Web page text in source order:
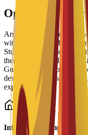
Options de
Arrangement Types: The
with a number of hostels
Students have reported
them to settle well into life
Guidance is part of a
designed to help students
experience.
Informations importantes